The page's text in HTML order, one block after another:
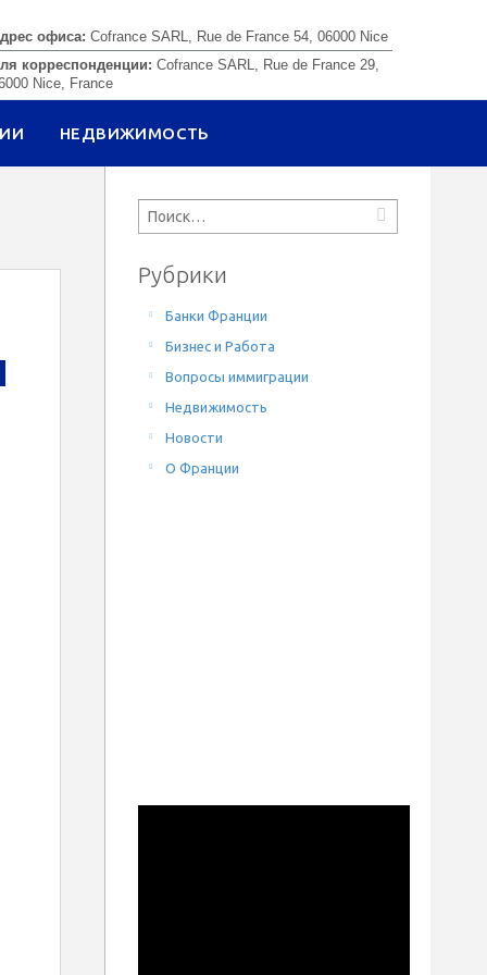
офиса: Cofrance SARL, Rue de France 54, 06000 Nice
корреспонденции: Cofrance SARL, Rue de France 29,
Nice, France
НЕДВИЖИМОСТЬ
Рубрики
Банки Франции
Бизнес и Работа
Вопросы иммиграции
Недвижимость
Новости
О Франции